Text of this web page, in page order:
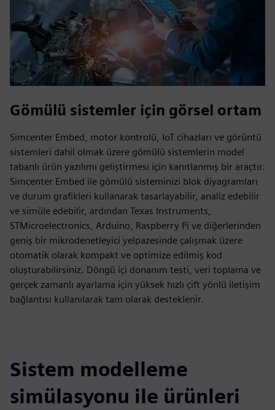
Gömülü sistemler için görsel ortam
Simcenter Embed, motor kontrolü, IoT cihazları ve görüntü
sistemleri dahil olmak üzere gömülü sistemlerin model
tabanlı ürün yazılımı geliştirmesi için kanıtlanmış bir araçtır.
Simcenter Embed ile gömülü sisteminizi blok diyagramları
ve durum grafikleri kullanarak tasarlayabilir, analiz edebilir
ve simüle edebilir, ardından Texas Instruments,
STMicroelectronics, Arduino, Raspberry Pi ve diğerlerinden
geniş bir mikrodenetleyici yelpazesinde çalışmak üzere
otomatik olarak kompakt ve optimize edilmiş kod
oluşturabilirsiniz. Döngü içi donanım testi, veri toplama ve
gerçek zamanlı ayarlama için yüksek hızlı çift yönlü iletişim
bağlantısı kullanılarak tam olarak desteklenir.
Sistem modelleme
simülasyonu ile ürünleri